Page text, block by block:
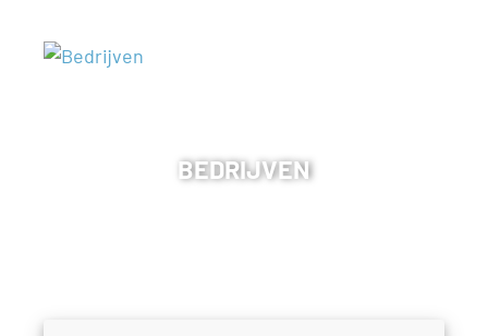
BEDRIJVEN